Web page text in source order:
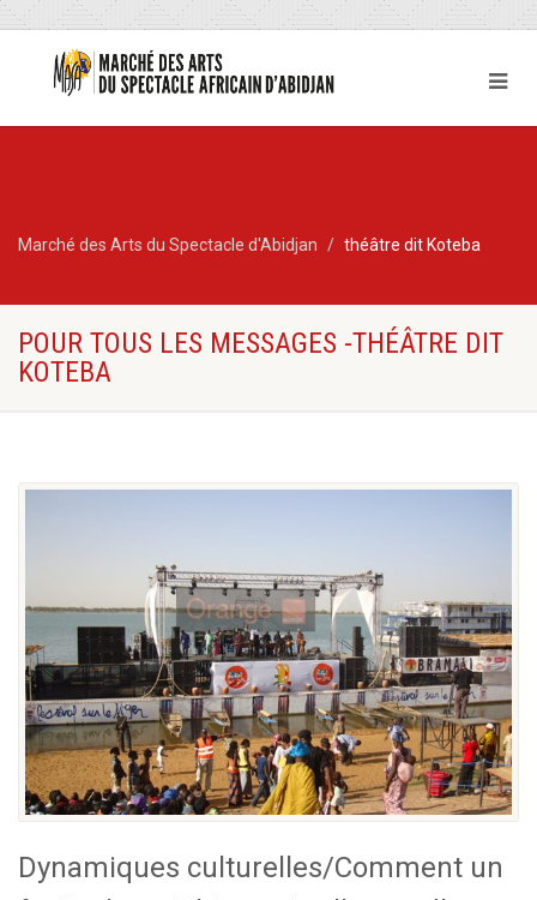
Marché des Arts du Spectacle d'Abidjan théâtre dit Koteba
POUR TOUS LES MESSAGES -THÉÂTRE DIT
KOTEBA
Dynamiques culturelles/Comment un